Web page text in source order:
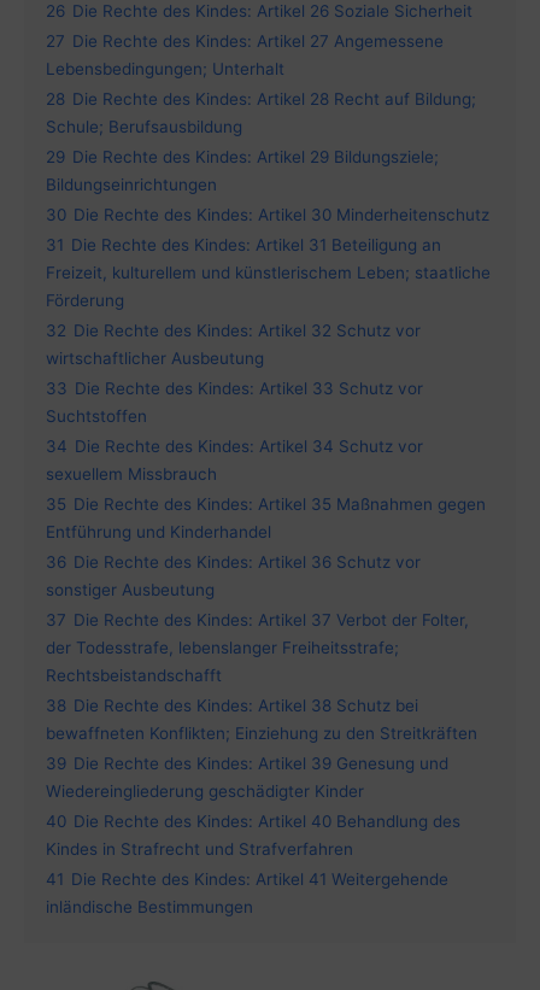
26 Die Rechte des Kindes: Artikel 26 Soziale Sicherheit
27 Die Rechte des Kindes: Artikel 27 Angemessene
Lebensbedingungen; Unterhalt
28 Die Rechte des Kindes: Artikel 28 Recht auf Bildung;
Schule; Berufsausbildung
29 Die Rechte des Kindes: Artikel 29 Bildungsziele;
Bildungseinrichtungen
30 Die Rechte des Kindes: Artikel 30 Minderheitenschutz
31 Die Rechte des Kindes: Artikel 31 Beteiligung an
Freizeit, kulturellem und künstlerischem Leben; staatliche
Förderung
32 Die Rechte des Kindes: Artikel 32 Schutz vor
wirtschaftlicher Ausbeutung
33 Die Rechte des Kindes: Artikel 33 Schutz vor
Suchtstoffen
34 Die Rechte des Kindes: Artikel 34 Schutz vor
sexuellem Missbrauch
35 Die Rechte des Kindes: Artikel 35 Maßnahmen gegen
Entführung und Kinderhandel
36 Die Rechte des Kindes: Artikel 36 Schutz vor
sonstiger Ausbeutung
37 Die Rechte des Kindes: Artikel 37 Verbot der Folter,
der Todesstrafe, lebenslanger Freiheitsstrafe;
Rechtsbeistandschafft
38 Die Rechte des Kindes: Artikel 38 Schutz bei
bewaffneten Konflikten; Einziehung zu den Streitkräften
39 Die Rechte des Kindes: Artikel 39 Genesung und
Wiedereingliederung geschädigter Kinder
40 Die Rechte des Kindes: Artikel 40 Behandlung des
Kindes in Strafrecht und Strafverfahren
41 Die Rechte des Kindes: Artikel 41 Weitergehende
inländische Bestimmungen